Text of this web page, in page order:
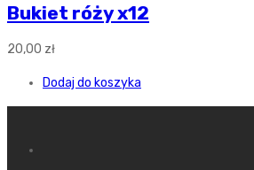
Bukiet róży x12
20,00 zł
Dodaj do koszyka